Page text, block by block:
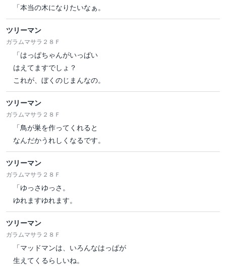
「本当の木になりたいなぁ。
ツリーマン
ガラムマサラ２８Ｆ
「はっぱちゃんがいっぱい
はえてますでしょ？
これが、ぼくのじまんなの。
ツリーマン
ガラムマサラ２８Ｆ
「鳥が巣を作ってくれると
なんだかうれしくなるです。
ツリーマン
ガラムマサラ２８Ｆ
「ゆっさゆっさ。
ゆれますゆれます。
ツリーマン
ガラムマサラ２８Ｆ
「マッドマンは、いろんなはっぱが
生えてくるらしいね。